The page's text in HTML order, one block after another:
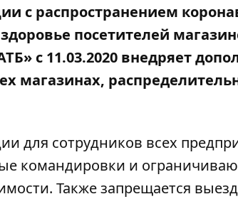
с распространением
посетителей
с 11.03.2020 внедряет
магазинах,
для сотрудников всех
командировки и
Также запрещается